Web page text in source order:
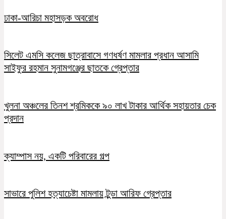
ঢাকা-আরিচা মহাসড়ক অবরোধ
সিলেট এমসি কলেজ ছাত্রাবাসে গণধর্ষণ মামলার প্রধান আসামি
সাইফুর রহমান সুনামগঞ্জের ছাতকে গ্রেপ্তার
খুলনা অঞ্চলের তিনশ শ্রমিককে ৯০ লাখ টাকার আর্থিক সহায়তার চেক
প্রদান
ক্যাম্পাস নয়, একটি পরিবারের গল্প
সাভারে পুলিশ হত্যাচেষ্টা মামলায় টুন্ডা আরিফ গ্রেপ্তার